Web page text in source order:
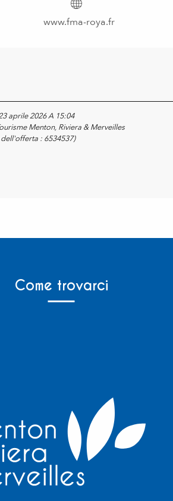
www.fma-roya.fr
aprile 2026 A 15:04
Menton, Riviera & Merveilles
: 6534537)
Come trovarci